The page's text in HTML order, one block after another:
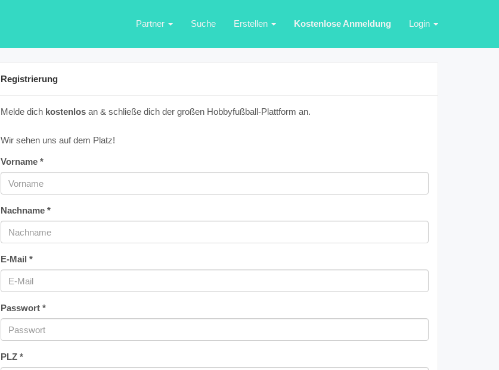
Partner Suche Erstellen Kostenlose Anmeldung Login
Registrierung
Melde dich kostenlos an & schließe dich der großen Hobbyfußball-Plattform an.
Wir sehen uns auf dem Platz!
Vorname *
Nachname *
E-Mail *
Passwort *
PLZ *